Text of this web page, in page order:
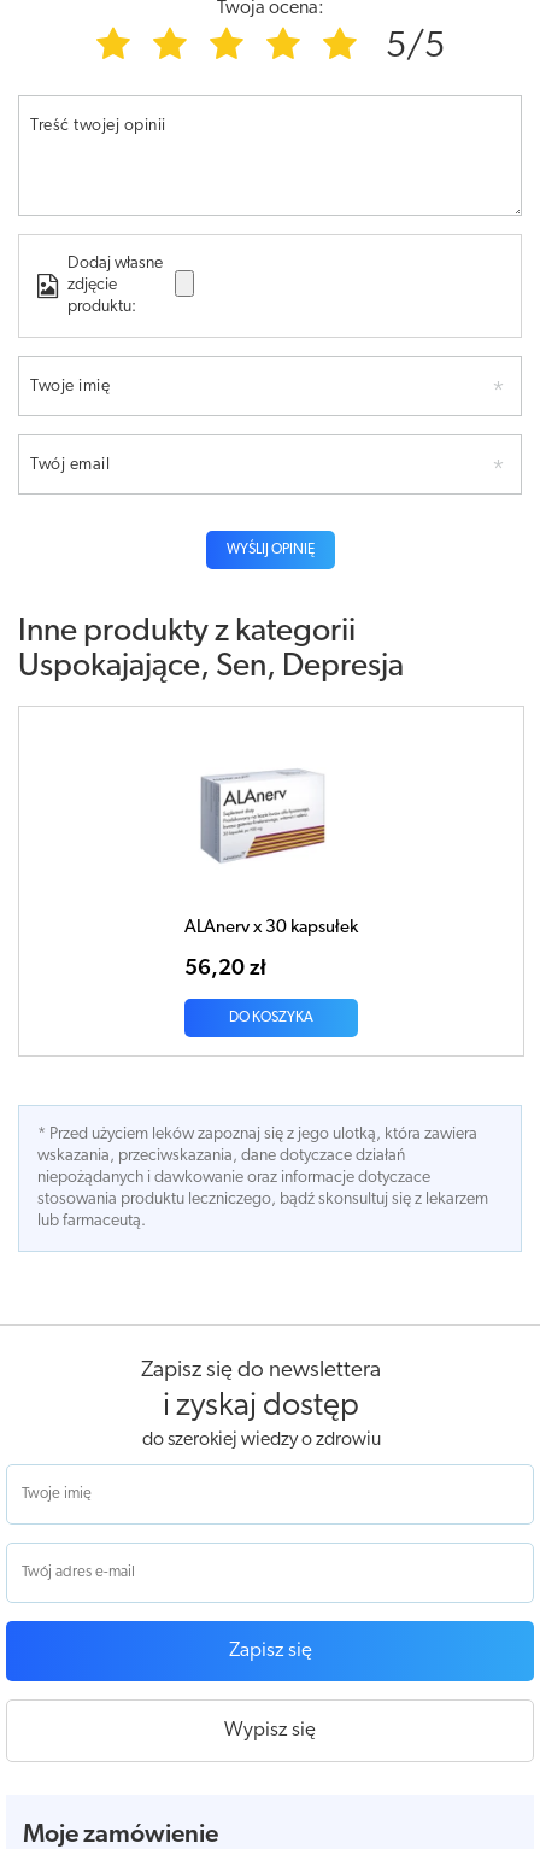
Twoja ocena:
5/5
Treść twojej opinii
Dodaj własne
zdjęcie
produktu:
Twoje imię
Twój email
WYŚLIJ OPINIĘ
Inne produkty z kategorii
Uspokajające, Sen, Depresja
ALAnerv x 30 kapsułek
56,20 zł
DO KOSZYKA
* Przed użyciem leków zapoznaj się z jego ulotką, która zawiera
wskazania, przeciwskazania, dane dotyczace działań
niepożądanych i dawkowanie oraz informacje dotyczace
stosowania produktu leczniczego, bądź skonsultuj się z lekarzem
lub farmaceutą.
Zapisz się do newslettera
i zyskaj dostęp
do szerokiej wiedzy o zdrowiu
Zapisz się
Wypisz się
Moje zamówienie